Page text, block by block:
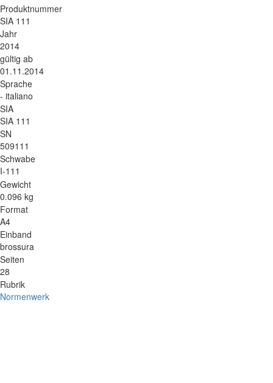
Produktnummer
SIA 111
Jahr
2014
gültig ab
01.11.2014
Sprache
- italiano
SIA
SIA 111
SN
509111
Schwabe
I-111
Gewicht
0.096 kg
Format
A4
Einband
brossura
Seiten
28
Rubrik
Normenwerk